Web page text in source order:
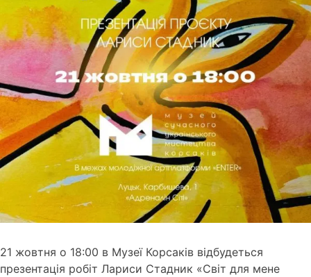
21 жовтня о 18:00 в Музеї Корсаків відбудеться
презентація робіт Лариси Стадник «Світ для мене